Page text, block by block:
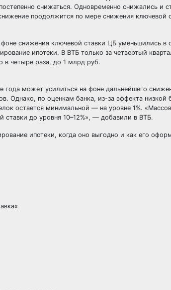
снижаться. Одновременно снижались и
продолжится по мере снижения ключевой
снижения ключевой ставки ЦБ уменьшились в
ипотеки. В ВТБ только за четвертый
в четыре раза, до 1 млрд руб.
года может усилиться на фоне дальнейшего
Однако, по оценкам банка, из-за эффекта
остается минимальной — на уровне 1%.
ставки до уровня 10–12%», — добавили в ВТБ.
ипотеки, когда оно выгодно и как его